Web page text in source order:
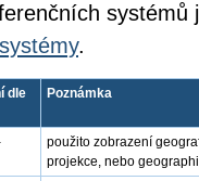
systémů
.
dle
Poznámka
použito zobrazení
projekce, nebo